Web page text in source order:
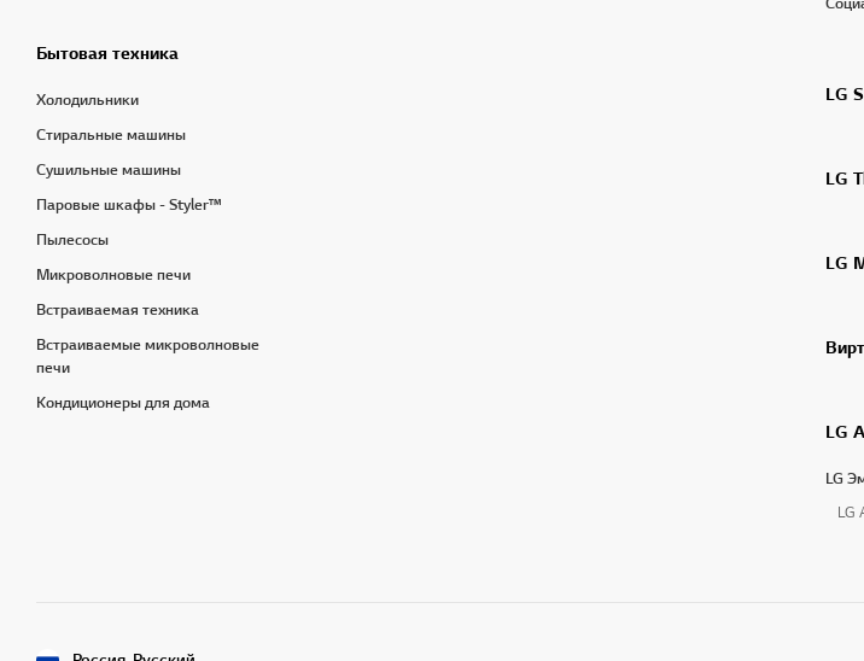
Бытовая техника
Холодильники
Стиральные машины
Сушильные машины
Паровые шкафы - Styler™
Пылесосы
Микроволновые печи
Встраиваемая техника
Встраиваемые микроволновые
печи
Кондиционеры для дома
LG
LG
LG
LG
LG
LG